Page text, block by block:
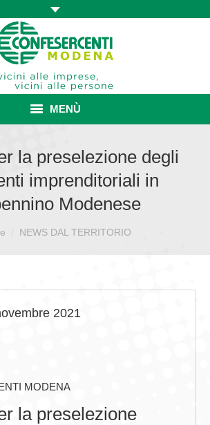
MENÙ
E VANTAGGI
la preselezione degli
imprenditoriali in
Modenese
NEWS DAL TERRITORIO
2021
MODENA
la preselezione